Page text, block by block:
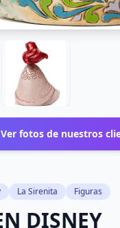
Ver fotos de nuestros
La Sirenita Figuras
DISNEY